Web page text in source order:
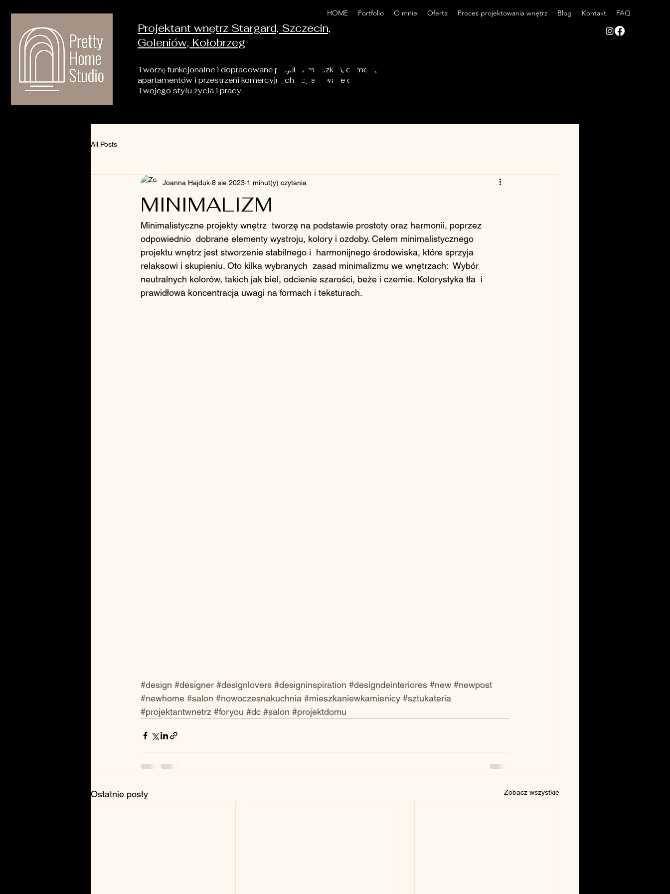
Projektant wnętrz Stargard, Szczecin,
Goleniów, Kołobrzeg
Tworzę funkcjonalne i dopracowane projekty mieszkań, domów,
apartamentów i przestrzeni komercyjnych dopasowane do
Twojego stylu życia i pracy.
HOME Portfolio O mnie Oferta Proces projektowania wnętrz Blog Kontakt FAQ
PRETTY HOME STUDIO
PRETTY HOME STUDIO
All Posts
MINIMALIZM
Joanna Hajduk 8 sie 2023 1 minut(y) czytania
Minimalistyczne projekty wnętrz  tworzę na podstawie prostoty oraz harmonii, poprzez
odpowiednio  dobrane elementy wystroju, kolory i ozdoby. Celem minimalistycznego
projektu wnętrz jest stworzenie stabilnego i  harmonijnego środowiska, które sprzyja
relaksowi i skupieniu. Oto kilka wybranych  zasad minimalizmu we wnętrzach:  Wybór
neutralnych kolorów, takich jak biel, odcienie szarości, beże i czernie. Kolorystyka tła  i
prawidłowa koncentracja uwagi na formach i teksturach.
#design #designer #designlovers #designinspiration #designdeinteriores #new #newpost
#newhome #salon #nowoczesnakuchnia #mieszkaniewkamienicy #sztukateria
#projektantwnetrz #foryou #dc #salon #projektdomu
Ostatnie posty Zobacz wszystkie